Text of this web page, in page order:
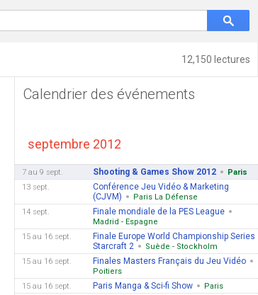
12,150 lectures
Calendrier des événements
septembre 2012
7 au 9 sept. Shooting & Games Show 2012
Paris
13 sept.
Conférence Jeu Vidéo & Marketing
(CJVM)
Paris La Défense
14 sept.
Finale mondiale de la PES League
Madrid - Espagne
15 au 16 sept.
Finale Europe World Championship Series
Starcraft 2
Suède - Stockholm
15 au 16 sept.
Finales Masters Français du Jeu Vidéo
Poitiers
15 au 16 sept.
Paris Manga & Sci-fi Show
Paris